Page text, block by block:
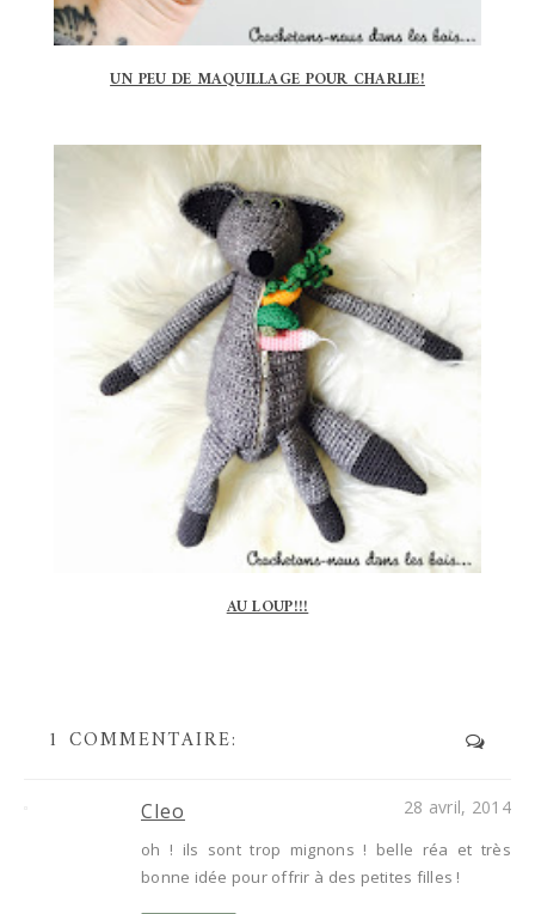
UN PEU DE MAQUILLAGE POUR CHARLIE!
AU LOUP!!!
1 COMMENTAIRE:
Cleo 28 avril, 2014
oh ! ils sont trop mignons ! belle réa et très
bonne idée pour offrir à des petites filles !